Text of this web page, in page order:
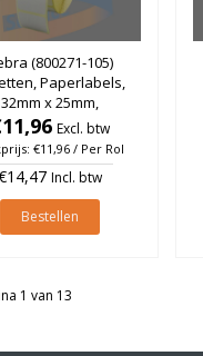
(800271-105)
Paperlabels,
32mm x 25mm,
Kern 25mm,
à 2.580 stuks
Excl. btw
€11,96 / Per Rol
Incl. btw
Bestellen
1 van 13